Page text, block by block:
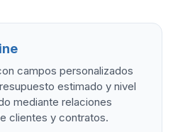
campos personalizados
estimado y nivel
mediante relaciones
clientes y contratos.